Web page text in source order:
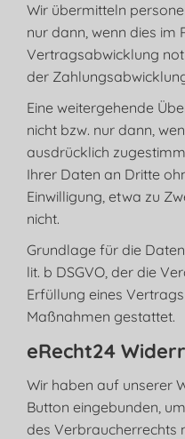
Wir übermitteln
nur dann, wenn dies im
Vertragsabwicklung
der
Eine weitergehende
nicht bzw. nur dann,
ausdrücklich
Ihrer Daten an Dritte
Einwilligung, etwa zu
nicht.
Grundlage für die
lit. b DSGVO, der die
Erfüllung eines
Maßnahmen gestattet.
eRecht24
Wir haben auf unserer
Button eingebunden,
des Verbraucherrechts